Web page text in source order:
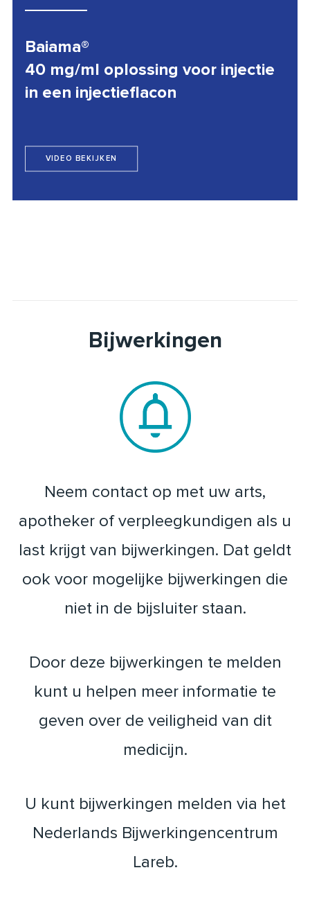
Baiama®
40 mg/ml oplossing voor injectie
in een injectieflacon
VIDEO BEKIJKEN
Bijwerkingen
Neem contact op met uw arts,
apotheker of verpleegkundigen als u
last krijgt van bijwerkingen. Dat geldt
ook voor mogelijke bijwerkingen die
niet in de bijsluiter staan.
Door deze bijwerkingen te melden
kunt u helpen meer informatie te
geven over de veiligheid van dit
medicijn.
U kunt bijwerkingen melden via het
Nederlands Bijwerkingencentrum
Lareb.